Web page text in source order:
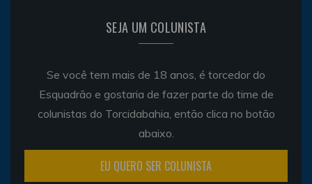
SEJA UM COLUNISTA
Se você tem mais de 18 anos, é torcedor do
Esquadrão e gostaria de fazer parte do time de
colunistas do Torcidabahia, então clica no botão
abaixo.
EU QUERO SER COLUNISTA